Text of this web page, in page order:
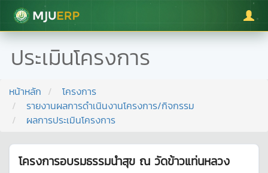
มหาวิทยาลัยแม่โจ้
ประเมินโครงการ
หน้าหลัก
โครงการ
รายงานผลการดำเนินงานโครงการ/กิจกรรม
ผลการประเมินโครงการ
โครงการอบรมธรรมนำสุข ณ วัดข้าวแท่นหลวง